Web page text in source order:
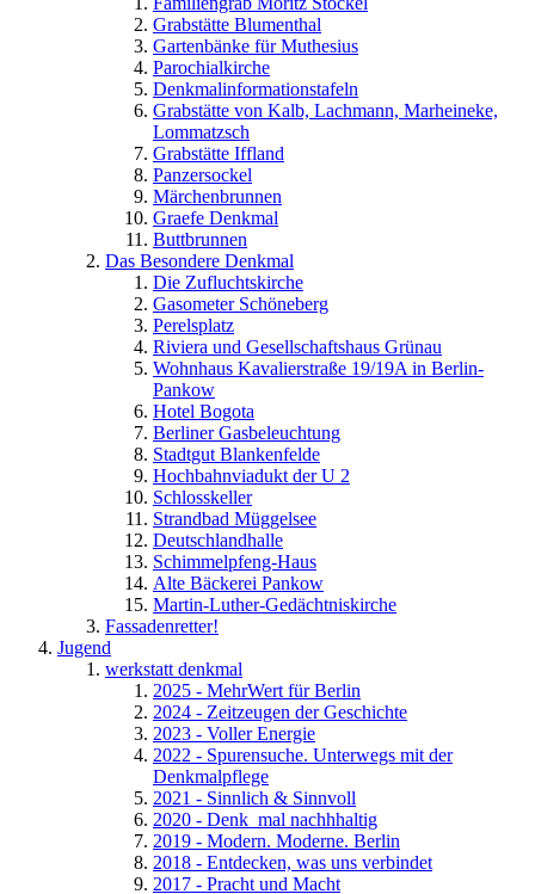
Grabstätte Blumenthal
Gartenbänke für Muthesius
Parochialkirche
Denkmalinformationstafeln
Grabstätte von Kalb, Lachmann, Marheineke,
Lommatzsch
Grabstätte Iffland
Panzersockel
Märchenbrunnen
Graefe Denkmal
Buttbrunnen
Das Besondere Denkmal
Die Zufluchtskirche
Gasometer Schöneberg
Perelsplatz
Riviera und Gesellschaftshaus Grünau
Wohnhaus Kavalierstraße 19/19A in Berlin-
Pankow
Hotel Bogota
Berliner Gasbeleuchtung
Stadtgut Blankenfelde
Hochbahnviadukt der U 2
Schlosskeller
Strandbad Müggelsee
Deutschlandhalle
Schimmelpfeng-Haus
Alte Bäckerei Pankow
Martin-Luther-Gedächtniskirche
Fassadenretter!
Jugend
werkstatt denkmal
2025 - MehrWert für Berlin
2024 - Zeitzeugen der Geschichte
2023 - Voller Energie
2022 - Spurensuche. Unterwegs mit der
Denkmalpflege
2021 - Sinnlich & Sinnvoll
2020 - Denk_mal nachhhaltig
2019 - Modern. Moderne. Berlin
2018 - Entdecken, was uns verbindet
2017 - Pracht und Macht